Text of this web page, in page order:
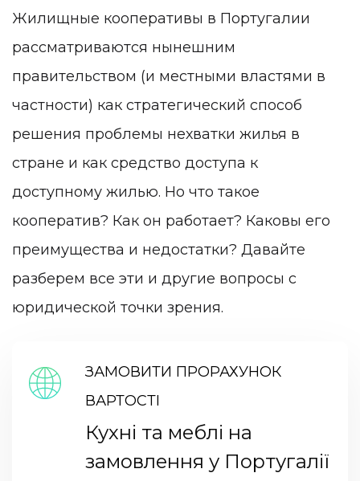
Жилищные кооперативы в Португалии
рассматриваются нынешним
правительством (и местными властями в
частности) как стратегический способ
решения проблемы нехватки жилья в
стране и как средство доступа к
доступному жилью. Но что такое
кооператив? Как он работает? Каковы его
преимущества и недостатки? Давайте
разберем все эти и другие вопросы с
юридической точки зрения.
ЗАМОВИТИ ПРОРАХУНОК
ВАРТОСТІ
Кухні та меблі на
замовлення у Португалії